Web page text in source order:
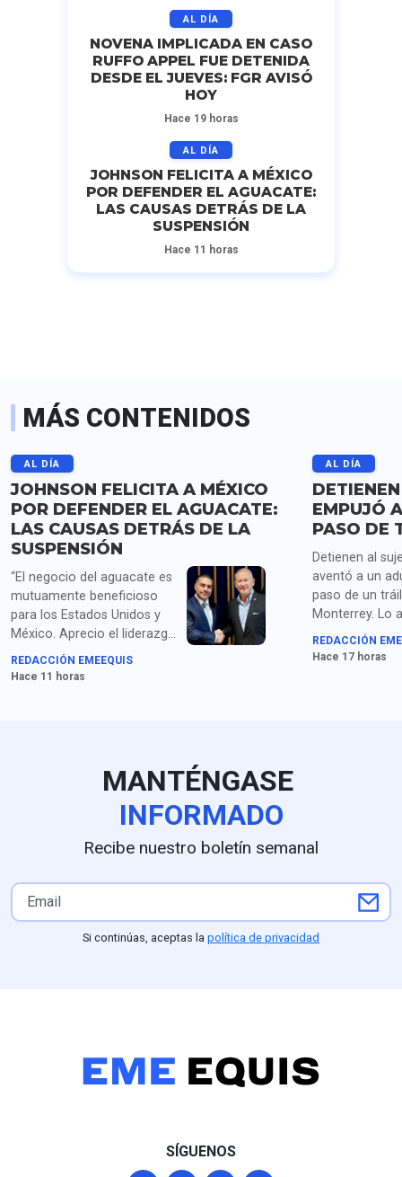
AL DÍA
NOVENA IMPLICADA EN CASO
RUFFO APPEL FUE DETENIDA
DESDE EL JUEVES: FGR AVISÓ
HOY
Hace 19 horas
AL DÍA
JOHNSON FELICITA A MÉXICO
POR DEFENDER EL AGUACATE:
LAS CAUSAS DETRÁS DE LA
SUSPENSIÓN
Hace 11 horas
MÁS CONTENIDOS
AL DÍA
JOHNSON FELICITA A MÉXICO
POR DEFENDER EL AGUACATE:
LAS CAUSAS DETRÁS DE LA
SUSPENSIÓN
“El negocio del aguacate es
mutuamente beneficioso
para los Estados Unidos y
México. Aprecio el liderazgo
de la presidenta Sheinbaum
y los compromisos de
principal obstáculo.
REDACCIÓN EMEEQUIS
Hace 11 horas
AL DÍA
EMPUJÓ
PASO DE
Detienen al
aventó a un
paso de un
Monterrey. Lo
homicidio y
droga.
REDACCIÓN
Hace 17 horas
MANTÉNGASE
INFORMADO
Recibe nuestro boletín semanal
Si continúas, aceptas la política de privacidad
SÍGUENOS